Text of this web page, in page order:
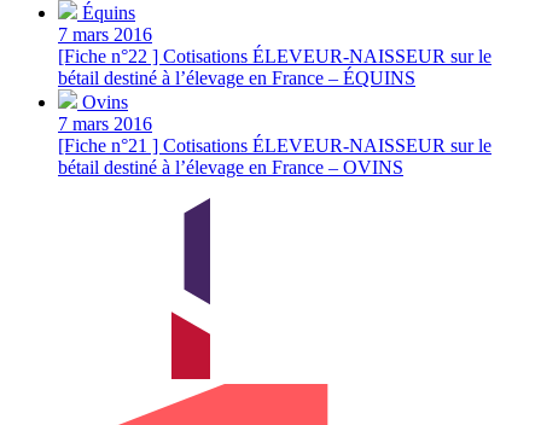
Équins
7 mars 2016
[Fiche n°22 ] Cotisations ÉLEVEUR-NAISSEUR sur le
bétail destiné à l’élevage en France – ÉQUINS
Ovins
7 mars 2016
[Fiche n°21 ] Cotisations ÉLEVEUR-NAISSEUR sur le
bétail destiné à l’élevage en France – OVINS